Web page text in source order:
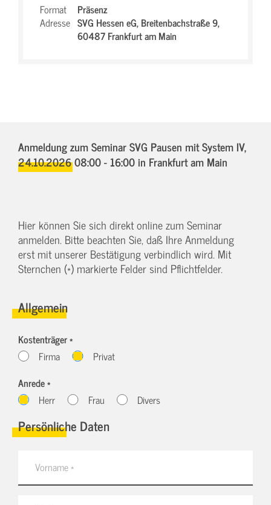
Format
Präsenz
Adresse SVG Hessen eG,Breitenbachstraße 9,
60487 Frankfurt am Main
Anmeldung zum Seminar SVG Pausen mit System IV,
24.10.2026 08:00 - 16:00in Frankfurt am Main
Hier können Sie sich direkt online zum Seminar
anmelden. Bitte beachten Sie, daß Ihre Anmeldung
erst mit unserer Bestätigung verbindlich wird. Mit
Sternchen (*) markierte Felder sind Pflichtfelder.
Allgemein
Kostenträger *
Firma
Privat
Anrede *
Herr
Frau Divers
Persönliche Daten